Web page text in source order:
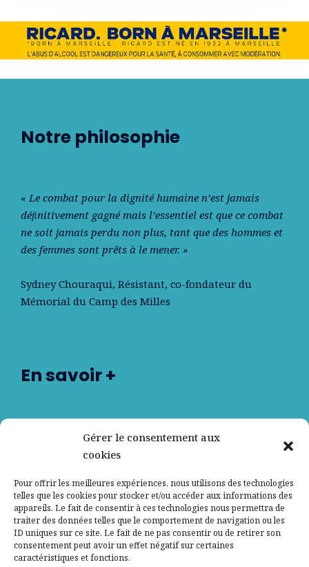
Gérer le consentement aux
cookies
Pour offrir les meilleures expériences, nous utilisons des technologies
telles que les cookies pour stocker et/ou accéder aux informations des
appareils. Le fait de consentir à ces technologies nous permettra de
traiter des données telles que le comportement de navigation ou les
ID uniques sur ce site. Le fait de ne pas consentir ou de retirer son
consentement peut avoir un effet négatif sur certaines
caractéristiques et fonctions.
Notre philosophie
« Le combat pour la dignité humaine n’est jamais
déﬁnitivement gagné mais l’essentiel est que ce combat
ne soit jamais perdu non plus, tant que des hommes et
des femmes sont prêts à le mener. »
Sydney Chouraqui, Résistant, co-fondateur du
Mémorial du Camp des Milles
En savoir +
Nos partenaires
Contactez-nous
Mentions légales